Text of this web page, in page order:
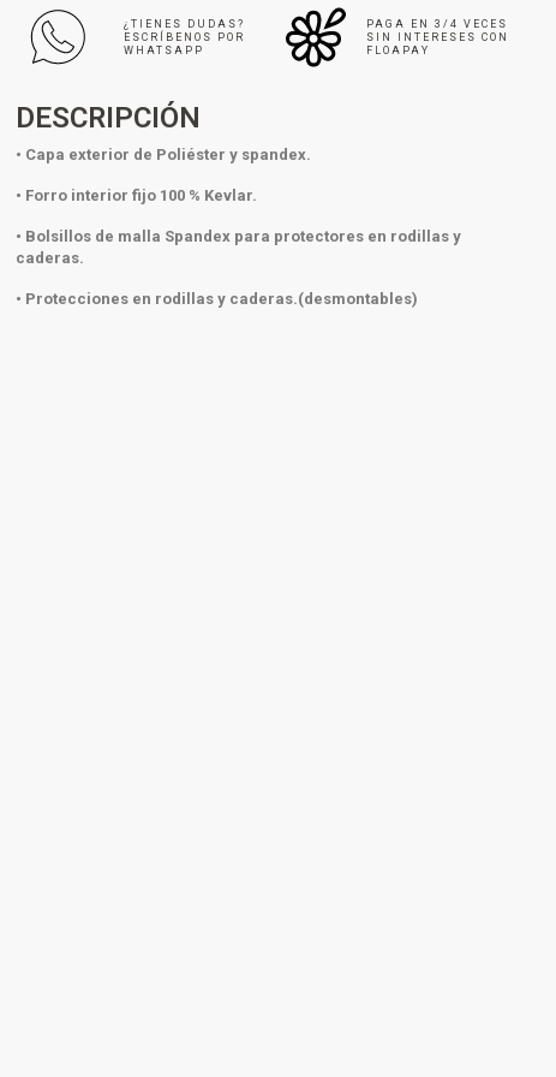
¿TIENES DUDAS?
ESCRÍBENOS POR
WHATSAPP
PAGA EN 3/4 VECES
SIN INTERESES CON
FLOAPAY
DESCRIPCIÓN
• Capa exterior de Poliéster y spandex.
• Forro interior fijo 100 % Kevlar.
• Bolsillos de malla Spandex para protectores en rodillas y
caderas.
• Protecciones en rodillas y caderas.(desmontables)